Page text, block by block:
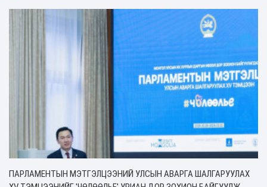
ПАРЛАМЕНТЫН МЭТГЭЛЦЭЭНИЙ УЛСЫН АВАРГА ШАЛГАРУУЛАХ